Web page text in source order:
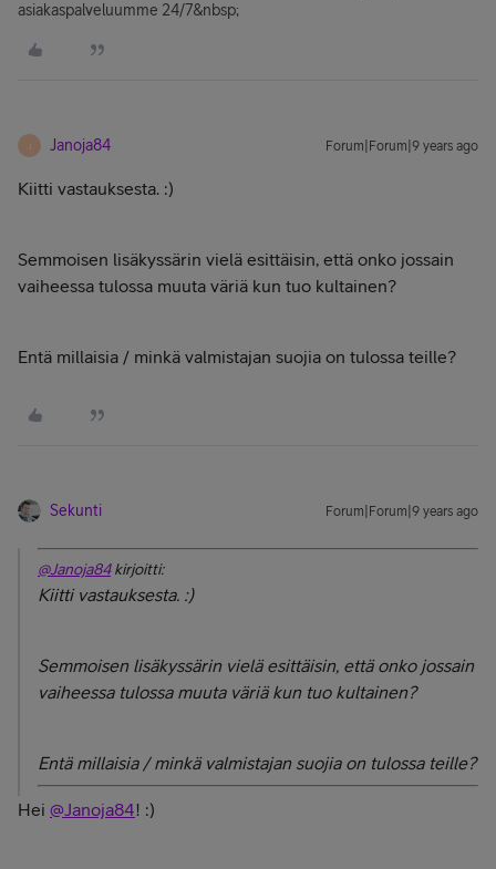
asiakaspalveluumme 24/7&nbsp;
J Janoja84 Forum|Forum|9 years ago
Kiitti vastauksesta. :)
Semmoisen lisäkyssärin vielä esittäisin, että onko jossain
vaiheessa tulossa muuta väriä kun tuo kultainen?
Entä millaisia / minkä valmistajan suojia on tulossa teille?
Sekunti Forum|Forum|9 years ago
@Janoja84kirjoitti:
Kiitti vastauksesta. :)
Semmoisen lisäkyssärin vielä esittäisin, että onko jossain
vaiheessa tulossa muuta väriä kun tuo kultainen?
Entä millaisia / minkä valmistajan suojia on tulossa teille?
Hei @Janoja84! :)